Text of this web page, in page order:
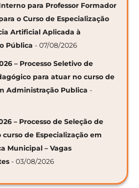
para Professor Formador
o Curso de Especialização
Artificial Aplicada à
Pública - 07/08/2026
– Processo Seletivo de
para atuar no curso de
Administração Publica -
– Processo de Seleção de
curso de Especialização em
Municipal – Vagas
- 03/08/2026